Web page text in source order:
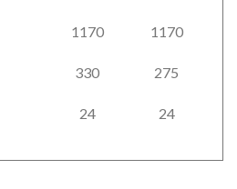
1170 1170
330 275
24 24